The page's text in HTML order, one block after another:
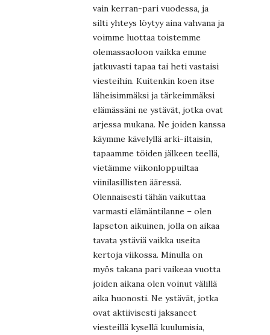
vain kerran-pari vuodessa, ja
silti yhteys löytyy aina vahvana ja
voimme luottaa toistemme
olemassaoloon vaikka emme
jatkuvasti tapaa tai heti vastaisi
viesteihin. Kuitenkin koen itse
läheisimmäksi ja tärkeimmäksi
elämässäni ne ystävät, jotka ovat
arjessa mukana. Ne joiden kanssa
käymme kävelyllä arki-iltaisin,
tapaamme töiden jälkeen teellä,
vietämme viikonloppuiltaa
viinilasillisten ääressä.
Olennaisesti tähän vaikuttaa
varmasti elämäntilanne – olen
lapseton aikuinen, jolla on aikaa
tavata ystäviä vaikka useita
kertoja viikossa. Minulla on
myös takana pari vaikeaa vuotta
joiden aikana olen voinut välillä
aika huonosti. Ne ystävät, jotka
ovat aktiivisesti jaksaneet
viesteillä kysellä kuulumisia,